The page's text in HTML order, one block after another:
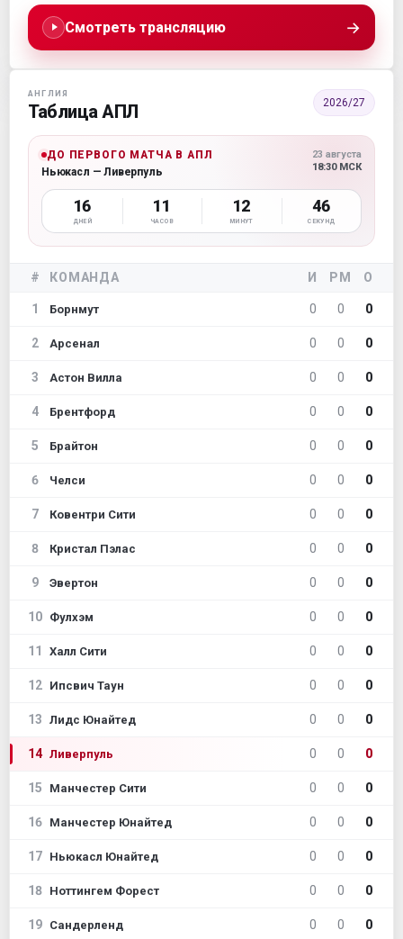
Смотреть трансляцию →
АНГЛИЯ
Таблица АПЛ 2026/27
ДО ПЕРВОГО МАТЧА В АПЛ
Ньюкасл — Ливерпуль
23 августа
18:30 МСК
16
ДНЕЙ
11
ЧАСОВ
12
МИНУТ
46
СЕКУНД
# КОМАНДА И РМ О
1 Борнмут 0 0 0
2 Арсенал 0 0 0
3 Астон Вилла 0 0 0
4 Брентфорд 0 0 0
5 Брайтон 0 0 0
6 Челси 0 0 0
7 Ковентри Сити 0 0 0
8 Кристал Пэлас 0 0 0
9 Эвертон 0 0 0
10 Фулхэм 0 0 0
11 Халл Сити 0 0 0
12 Ипсвич Таун 0 0 0
13 Лидс Юнайтед 0 0 0
14 Ливерпуль 0 0 0
15 Манчестер Сити 0 0 0
16 Манчестер Юнайтед 0 0 0
17 Ньюкасл Юнайтед 0 0 0
18 Ноттингем Форест 0 0 0
19 Сандерленд 0 0 0